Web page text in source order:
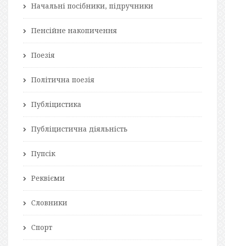
Начальні посібники, підручники
Пенсійне накопичення
Поезія
Політична поезія
Публіцистика
Публіцистична діяльність
Пупсік
Реквієми
Словники
Спорт